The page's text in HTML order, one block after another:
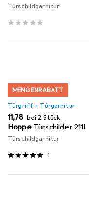
Türschildgarnitur
MENGENRABATT
Türgriff + Türgarnitur
EUR
11,78 bei 2 Stück
Hoppe Türschilder 211I
Türschildgarnitur
1